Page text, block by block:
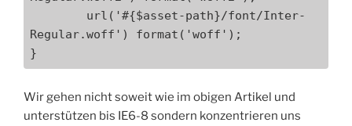
Regular.woff') format('woff');
}
Wir gehen nicht soweit wie im obigen Artikel und
unterstützen bis IE6-8 sondern konzentrieren uns